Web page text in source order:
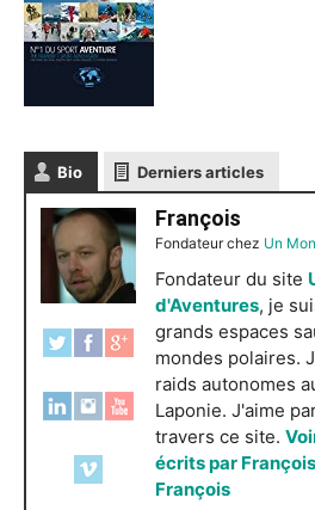
Bio Derniers articles
François
Fondateurchez Un
Fondateur du site
d'Aventures, je
grands espaces
mondes polaires.
raids autonomes
Laponie. J'aime
travers ce site.
écrits par François
François